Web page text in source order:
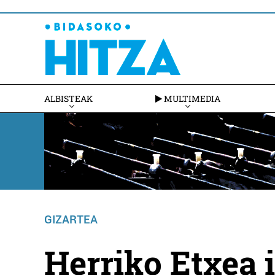
ALBISTEAK MULTIMEDIA
GIZARTEA
Herriko Etxea